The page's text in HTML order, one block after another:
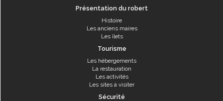
Présentation du robert
Histoire
Les anciens maires
Les îlets
Tourisme
Les hébergements
La restauration
Les activités
Les sites à visiter
Sécurité